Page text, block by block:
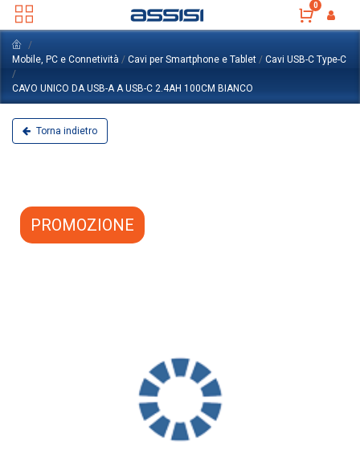
0
Mobile, PC e Connetività / Cavi per Smartphone e Tablet / Cavi USB-C Type-C
/
CAVO UNICO DA USB-A A USB-C 2.4AH 100CM BIANCO
Torna indietro
PROMOZIONE